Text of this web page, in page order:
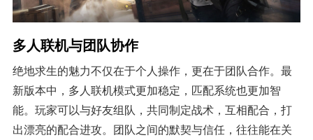
多人联机与团队协作
绝地求生的魅力不仅在于个人操作，更在于团队合作。最
新版本中，多人联机模式更加稳定，匹配系统也更加智
能。玩家可以与好友组队，共同制定战术，互相配合，打
出漂亮的配合进攻。团队之间的默契与信任，往往能在关